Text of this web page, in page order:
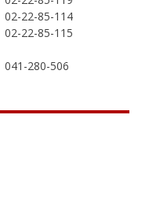
02-22-85-114
02-22-85-115
041-280-506